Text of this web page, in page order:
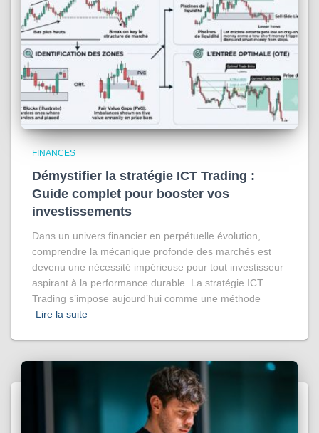
FINANCES
Démystifier la stratégie ICT Trading :
Guide complet pour booster vos
investissements
Dans un univers financier en perpétuelle évolution,
comprendre la mécanique profonde des marchés est
devenu une nécessité impérieuse pour tout investisseur
aspirant à la performance durable. La stratégie ICT
Trading s’impose aujourd’hui comme une méthode
Lire la suite